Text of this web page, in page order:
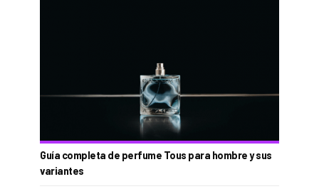
Guía completa de perfume Tous para hombre y sus
variantes